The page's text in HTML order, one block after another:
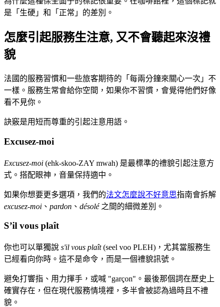
是「生硬」和「正常」的差別。
怎麼引起服務生注意, 又不會聽起來沒禮
貌
法國的服務習慣和一些旅客期待的「每兩分鐘來關心一次」不
一樣。服務生常會給你空間，如果你不習慣，會覺得他們好像
看不見你。
訣竅是用短而尊重的引起注意用語。
Excusez-moi
Excusez-moi (ehk-skoo-ZAY mwah) 是最標準的禮貌引起注意方
式。搭配眼神，音量保持適中。
如果你想要更多選項，我們的法文怎麼說不好意思指南會拆解
excusez-moi 、 pardon 、 désolé之間的細微差別。
S’il vous plaît
你也可以單獨說 s'il vous plaît(seel voo PLEH)，尤其當服務生
已經看向你時。這不是命令，而是一個禮貌訊號。
避免打響指、用力揮手，或喊 "garçon"。最後那個詞在歷史上
確實存在，但在現代服務情境裡，多半會被認為過時且不禮
貌。